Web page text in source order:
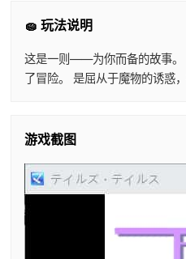
🧽 玩法说明
这是一则——为你而备的故事。
了冒险。 是屈从于魔物的诱惑
游戏截图